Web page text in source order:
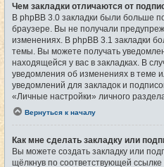
Чем закладки отличаются от
В phpBB 3.0 закладки были больше
браузере. Вы не получали
изменениях. В phpBB 3.1 закладки
темы. Вы можете получать
находящейся у вас в закладках. В
уведомления об изменениях в теме
уведомлений для закладок и
«Личные настройки» личного
Вернуться к началу
Как мне сделать закладку или
Вы можете создать закладку или
щёлкнув по соответствующей